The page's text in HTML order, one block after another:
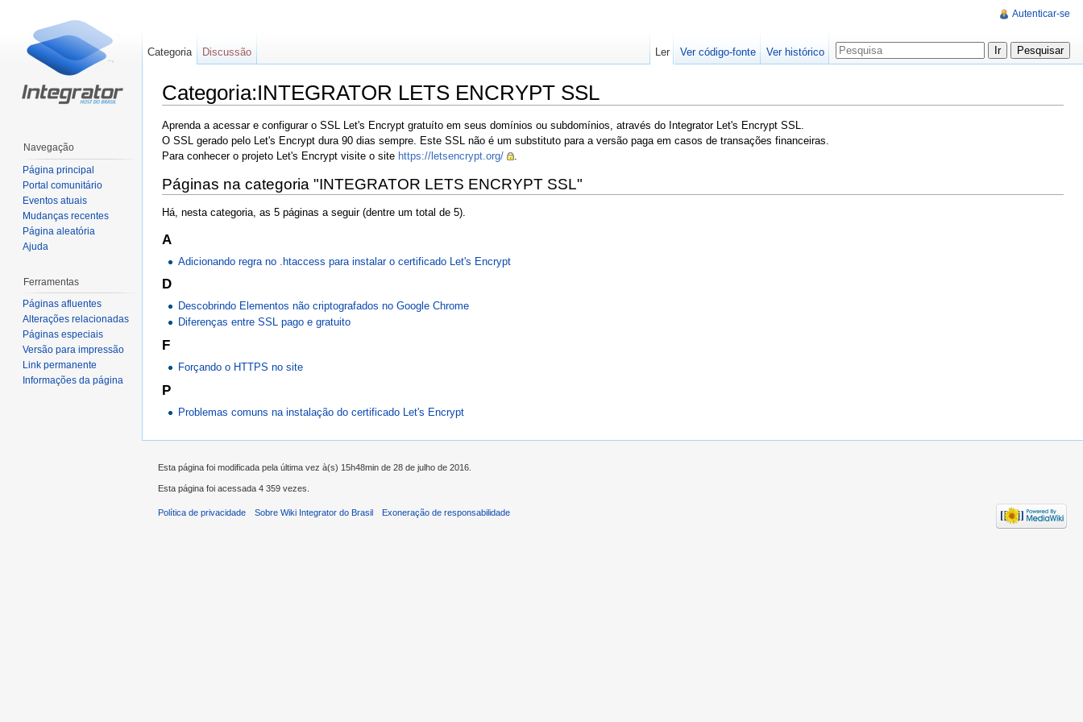
Categoria:INTEGRATOR LETS ENCRYPT SSL
Aprenda a acessar e configurar o SSL Let's Encrypt gratuíto em seus domínios ou subdomínios, através do Integrator Let's Encrypt SSL.
O SSL gerado pelo Let's Encrypt dura 90 dias sempre. Este SSL não é um substituto para a versão paga em casos de transações financeiras.
Para conhecer o projeto Let's Encrypt visite o site https://letsencrypt.org/ .
Páginas na categoria "INTEGRATOR LETS ENCRYPT SSL"
Há, nesta categoria, as 5 páginas a seguir (dentre um total de 5).
A
Adicionando regra no .htaccess para instalar o certificado Let's Encrypt
D
Descobrindo Elementos não criptografados no Google Chrome
Diferenças entre SSL pago e gratuito
F
Forçando o HTTPS no site
P
Problemas comuns na instalação do certificado Let's Encrypt
Autenticar-se
Categoria Discussão Ler Ver código-fonte Ver histórico
Navegação
Página principal
Portal comunitário
Eventos atuais
Mudanças recentes
Página aleatória
Ajuda
Ferramentas
Páginas afluentes
Alterações relacionadas
Páginas especiais
Versão para impressão
Link permanente
Informações da página
Esta página foi modificada pela última vez à(s) 15h48min de 28 de julho de 2016.
Esta página foi acessada 4 359 vezes.
Política de privacidade Sobre Wiki Integrator do Brasil Exoneração de responsabilidade